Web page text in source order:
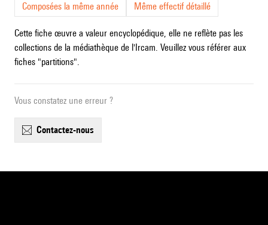
Composées la même année
Même effectif détaillé
Cette fiche œuvre a valeur encyclopédique, elle ne reflète pas les
collections de la médiathèque de l'Ircam. Veuillez vous référer aux
fiches "partitions".
Vous constatez une erreur ?
contactez-nous